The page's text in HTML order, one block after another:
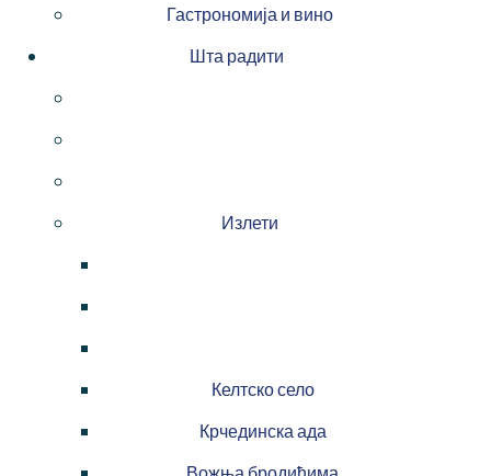
Гастрономија и вино
Шта радити
Излети
Келтско село
Крчединска ада